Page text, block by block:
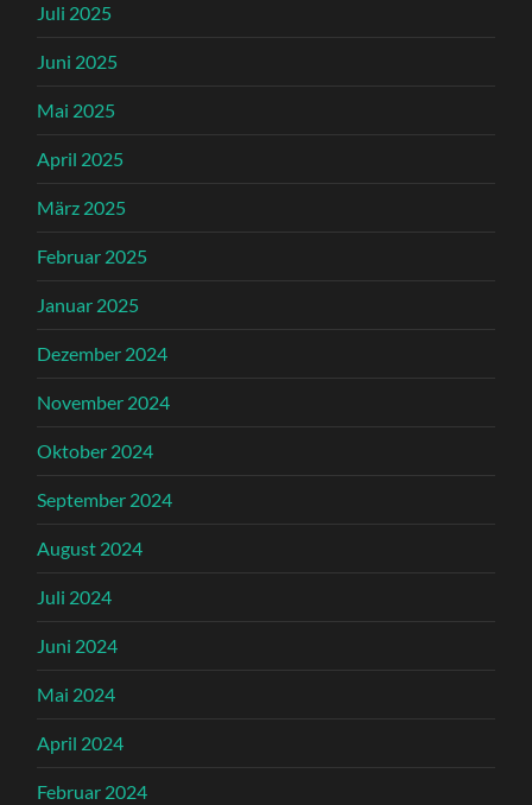
Juli 2025
Juni 2025
Mai 2025
April 2025
März 2025
Februar 2025
Januar 2025
Dezember 2024
November 2024
Oktober 2024
September 2024
August 2024
Juli 2024
Juni 2024
Mai 2024
April 2024
Februar 2024